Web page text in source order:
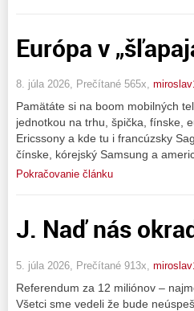
Európa v
8. júla 2026, Prečítané 565x,
Pamätáte si na boom mobilných
jednotkou na trhu, špička, fínske,
Ericssony a kde tu i francúzsky
čínske, kórejský Samsung a
Pokračovanie článku
J. Naď nás
5. júla 2026, Prečítané 913x,
Referendum za 12 miliónov –
Všetci sme vedeli že bude